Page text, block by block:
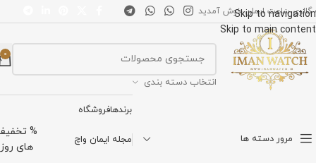
Skip to navigation
Skip to main content
گالری ساعت ایمان خوش آمدید
انتخاب دسته بندی
0
مرور دسته ها
برندهافروشگاه
مجله ایمان واچ
%
های روز